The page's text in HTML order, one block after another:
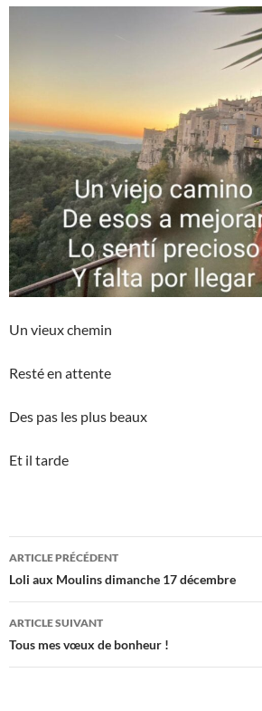
Un vieux chemin
Resté en attente
Des pas les plus beaux
Et il tarde
Navigation
des
articles
ARTICLE PRÉCÉDENT
Loli aux Moulins dimanche 17 décembre
ARTICLE SUIVANT
Tous mes vœux de bonheur !